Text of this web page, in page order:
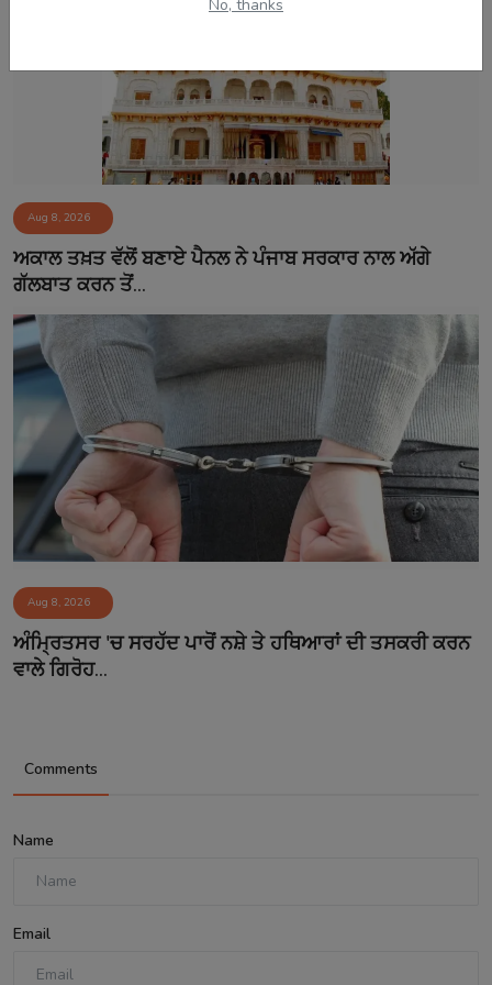
No, thanks
Aug 8, 2026
ਅਕਾਲ ਤਖ਼ਤ ਵੱਲੋਂ ਬਣਾਏ ਪੈਨਲ ਨੇ ਪੰਜਾਬ ਸਰਕਾਰ ਨਾਲ ਅੱਗੇ
ਗੱਲਬਾਤ ਕਰਨ ਤੋਂ...
Aug 8, 2026
ਅੰਮ੍ਰਿਤਸਰ 'ਚ ਸਰਹੱਦ ਪਾਰੋਂ ਨਸ਼ੇ ਤੇ ਹਥਿਆਰਾਂ ਦੀ ਤਸਕਰੀ ਕਰਨ
ਵਾਲੇ ਗਿਰੋਹ...
Comments
Name
Email